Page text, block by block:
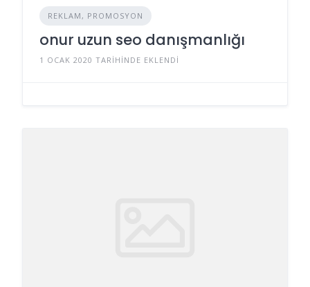
REKLAM, PROMOSYON
onur uzun seo danışmanlığı
1 OCAK 2020 TARIHINDE EKLENDI